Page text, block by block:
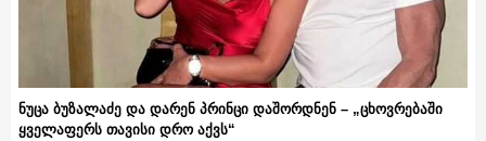
ნუცა ბუზალაძე და დარენ პრინცი დაშორდნენ – „ცხოვრებაში
ყველაფერს თავისი დრო აქვს“